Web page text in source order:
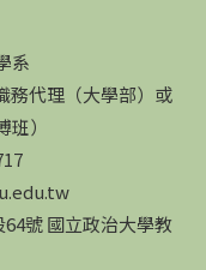
系
務代理（大學部）或
班）
號 國立政治大學教